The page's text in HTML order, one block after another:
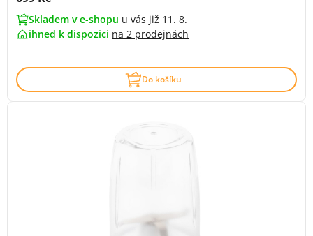
Skladem v e-shopu u vás již 11. 8.
ihned k dispozici na 2 prodejnách
Do košíku